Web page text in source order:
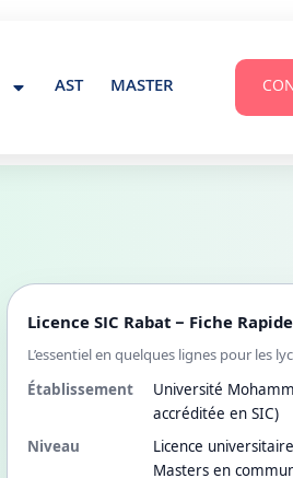
AST MASTER
Licence SIC Rabat – Fiche Rapide
L’essentiel en quelques lignes pour les
Établissement
Université
accréditée en SIC)
Niveau
Licence
Masters en